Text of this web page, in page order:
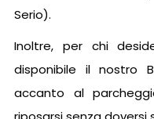
Serio).
Inoltre, per chi
disponibile il nostro
accanto al